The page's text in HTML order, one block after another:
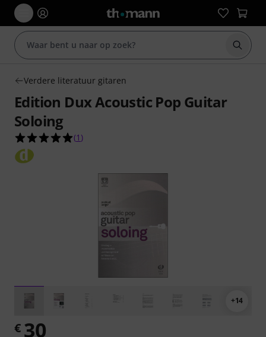
Zoek
Verdere literatuur gitaren
Edition Dux Acoustic Pop Guitar
Soloing
5.0 van de 5 sterren van 1 klantbeoordelingen
(1 )
+14
€ 30